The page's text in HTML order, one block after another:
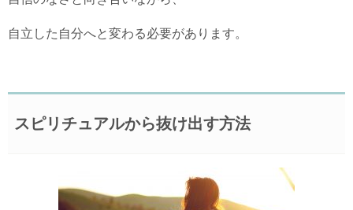
自立した自分へと変わる必要があります。
スピリチュアルから抜け出す方法